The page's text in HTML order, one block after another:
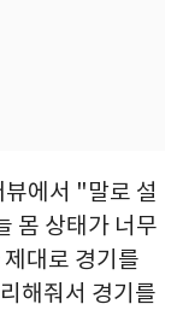
에서 "말로 설
몸 상태가 너무
대로 경기를
해줘서 경기를